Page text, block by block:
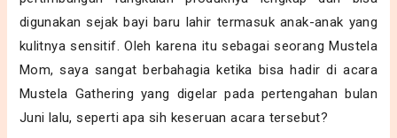
digunakan sejak bayi baru lahir termasuk anak-anak yang
kulitnya sensitif. Oleh karena itu sebagai seorang Mustela
Mom, saya sangat berbahagia ketika bisa hadir di acara
Mustela Gathering yang digelar pada pertengahan bulan
Juni lalu, seperti apa sih keseruan acara tersebut?